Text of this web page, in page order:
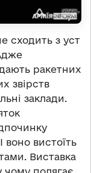
сходить з уст
ракетних
звірств
заклади.
воно вистоїть
Виставка